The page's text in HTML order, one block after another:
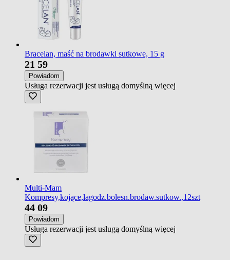
Bracelan, maść na brodawki sutkowe, 15 g
21 59
Powiadom
Usługa rezerwacji jest usługą domyślną więcej
Multi-Mam
Kompresy,kojące,łagodz.bolesn.brodaw.sutkow.,12szt
44 09
Powiadom
Usługa rezerwacji jest usługą domyślną więcej